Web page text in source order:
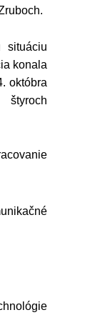
situáciu
konala
októbra